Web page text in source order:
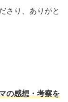
さり、ありがと
の感想・考察を